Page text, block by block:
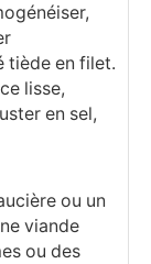
tiède en filet.
lisse,
en sel,
ou un
viande
ou des